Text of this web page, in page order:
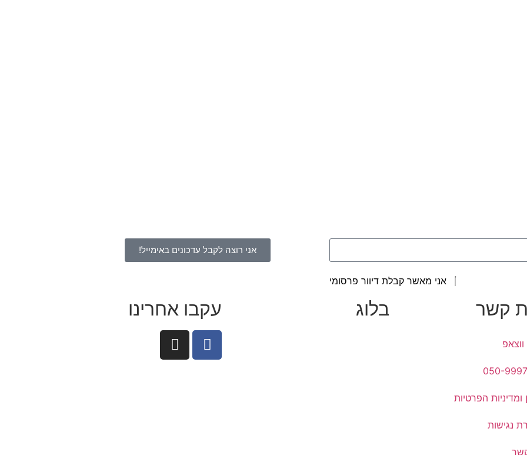
אני רוצה לקבל עדכונים באימייל!
אני מאשר קבלת דיוור פרסומי
קשר
050-
ומדיניות הפרטיות
נגישות
בלוג עקבו אחרינו